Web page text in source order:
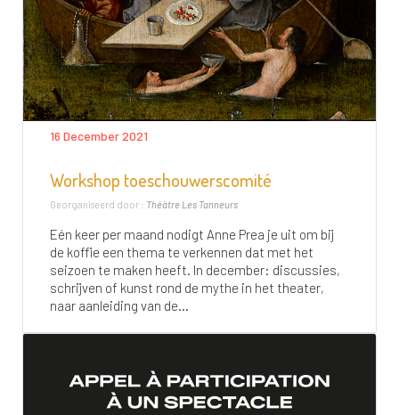
16 December 2021
Workshop toeschouwerscomité
Georganiseerd door : Théâtre Les Tanneurs
Eén keer per maand nodigt Anne Prea je uit om bij
de koffie een thema te verkennen dat met het
seizoen te maken heeft. In december: discussies,
schrijven of kunst rond de mythe in het theater,
naar aanleiding van de...